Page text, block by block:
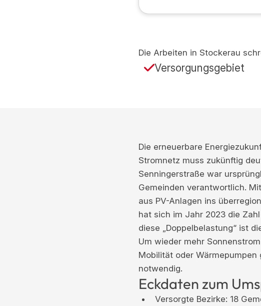
Die Arbeiten in Stockerau
Versorgungsgebiet
Die erneuerbare
Stromnetz muss zukünftig
Senningerstraße war
Gemeinden verantwortlich.
aus PV-Anlagen ins
hat sich im Jahr 2023 die
diese „Doppelbelastung“ ist
Um wieder mehr
Mobilität oder
notwendig.
Eckdaten zum
Versorgte Bezirke: 18